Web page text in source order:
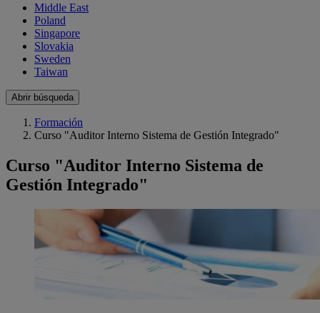
Middle East
Poland
Singapore
Slovakia
Sweden
Taiwan
Abrir búsqueda
Formación
Curso "Auditor Interno Sistema de Gestión Integrado"
Curso "Auditor Interno Sistema de
Gestión Integrado"